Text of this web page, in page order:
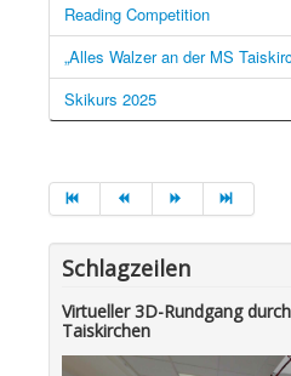
Reading Competition
„Alles Walzer an der MS
Skikurs 2025
Schlagzeilen
Virtueller 3D-Rundgang
Taiskirchen